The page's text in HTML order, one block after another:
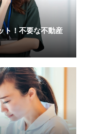
ト！不要な不動産